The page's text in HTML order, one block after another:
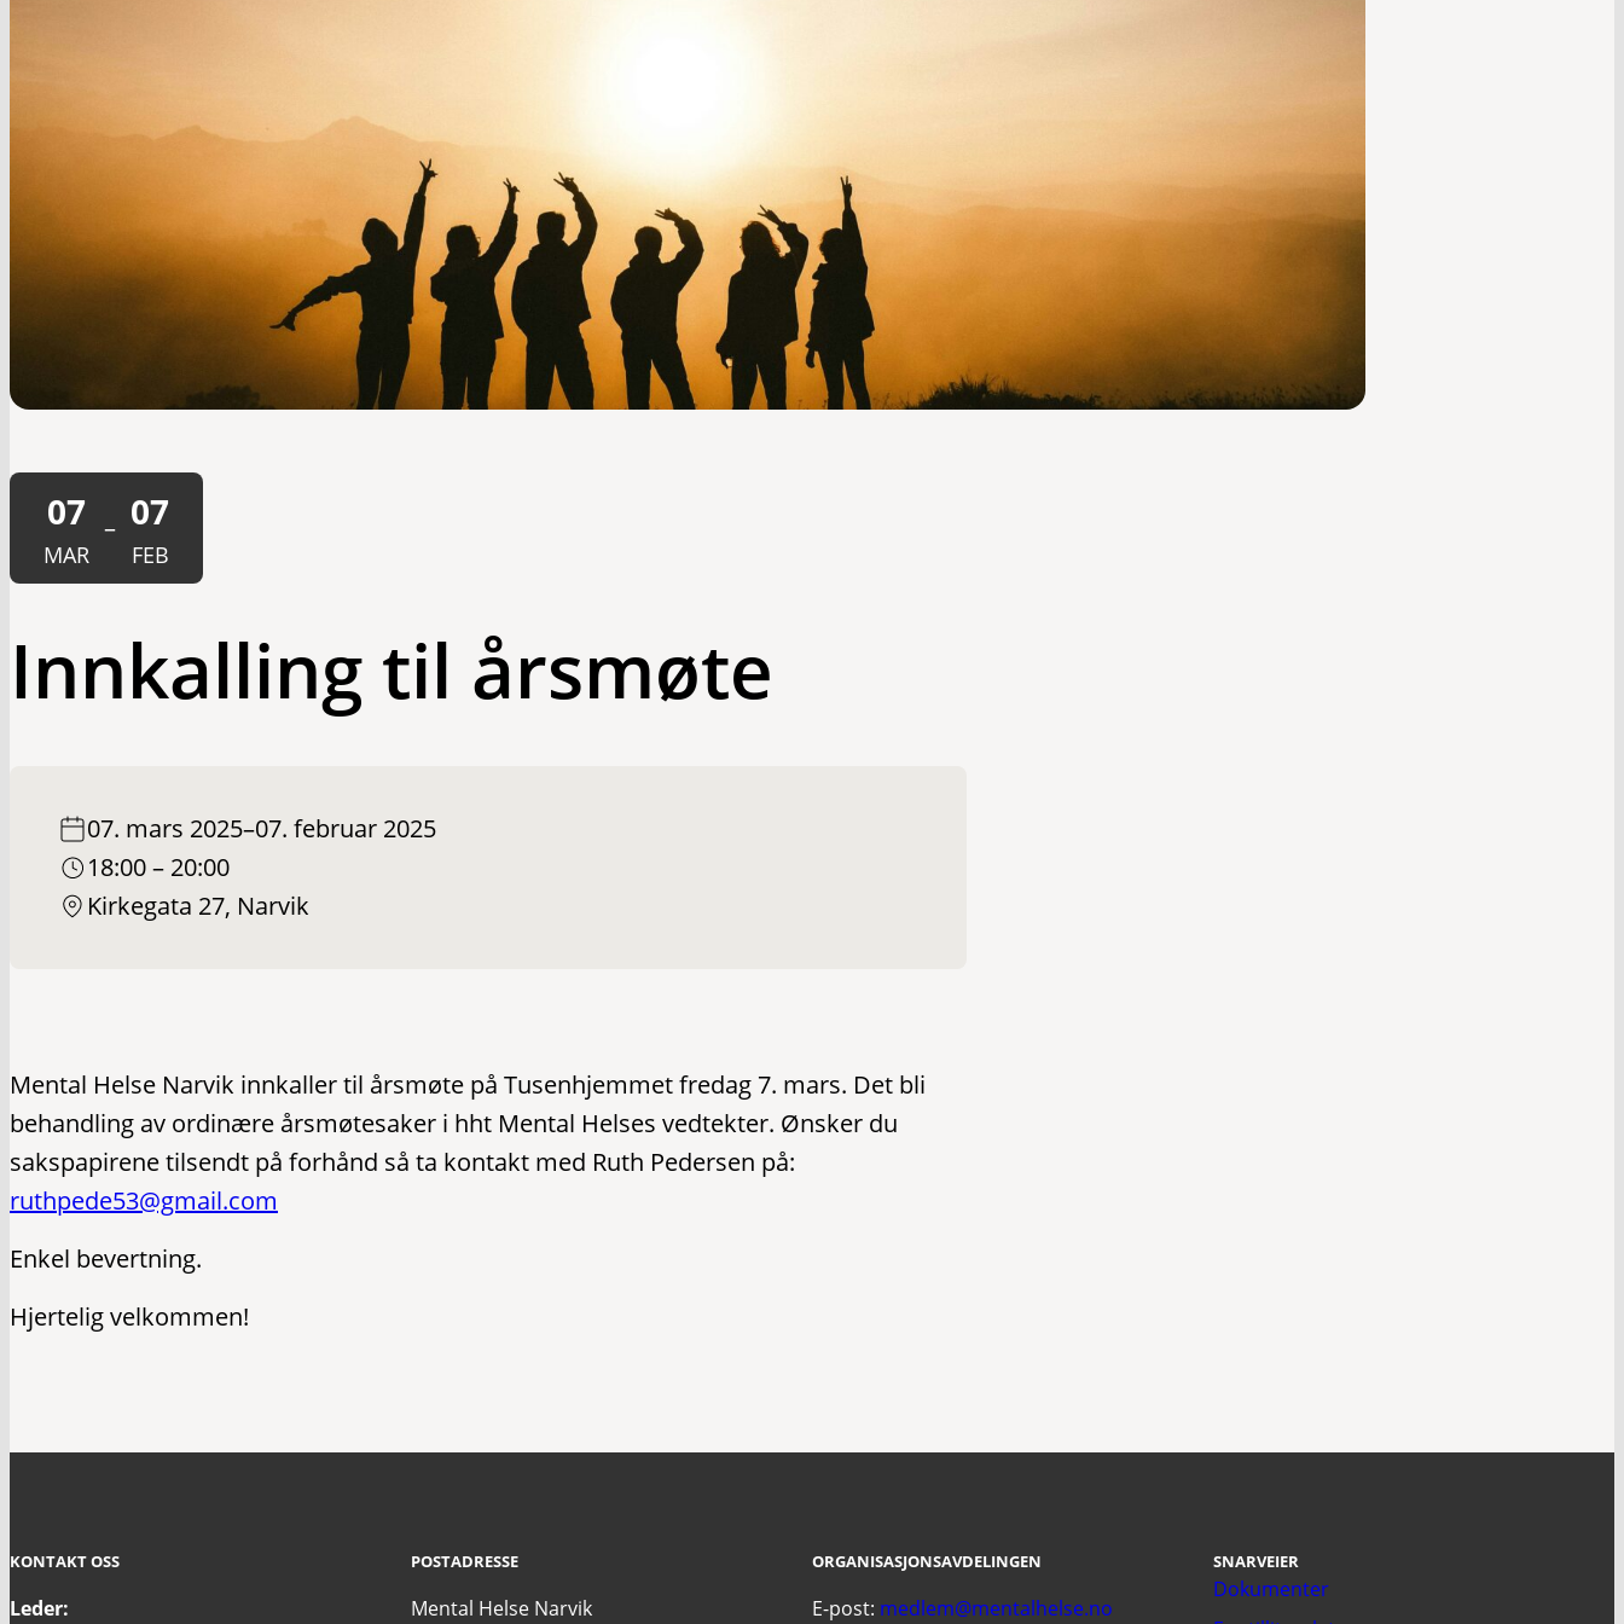
07
MAR
– 07
FEB
Innkalling til årsmøte
07. mars 2025–07. februar 2025
18:00 – 20:00
Kirkegata 27, Narvik
Mental Helse Narvik innkaller til årsmøte på Tusenhjemmet fredag 7. mars. Det bli
behandling av ordinære årsmøtesaker i hht Mental Helses vedtekter. Ønsker du
sakspapirene tilsendt på forhånd så ta kontakt med Ruth Pedersen på:
ruthpede53@gmail.com
Enkel bevertning.
Hjertelig velkommen!
KONTAKT OSS
Leder:
POSTADRESSE
Mental Helse Narvik
ORGANISASJONSAVDELINGEN
E-post: medlem@mentalhelse.no
SNARVEIER
Dokumenter